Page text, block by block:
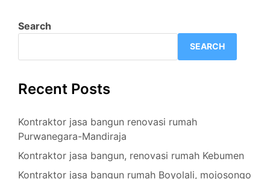
Search
SEARCH
Recent Posts
Kontraktor jasa bangun renovasi rumah
Purwanegara-Mandiraja
Kontraktor jasa bangun, renovasi rumah Kebumen
Kontraktor jasa bangun rumah Boyolali, mojosongo